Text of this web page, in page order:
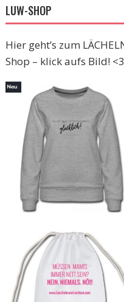
LUW-SHOP
Hier geht’s zum
Shop – klick aufs Bild! <3